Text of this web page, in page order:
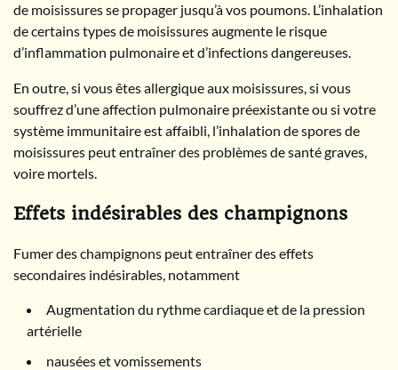
de moisissures se propager jusqu’à vos poumons. L’inhalation
de certains types de moisissures augmente le risque
d’inflammation pulmonaire et d’infections dangereuses.
En outre, si vous êtes allergique aux moisissures, si vous
souffrez d’une affection pulmonaire préexistante ou si votre
système immunitaire est affaibli, l’inhalation de spores de
moisissures peut entraîner des problèmes de santé graves,
voire mortels.
Effets indésirables des champignons
Fumer des champignons peut entraîner des effets
secondaires indésirables, notamment
Augmentation du rythme cardiaque et de la pression
artérielle
nausées et vomissements